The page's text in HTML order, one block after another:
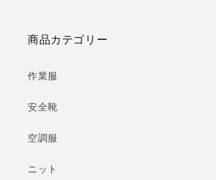
商品カテゴリー
作業服
安全靴
空調服
ニット